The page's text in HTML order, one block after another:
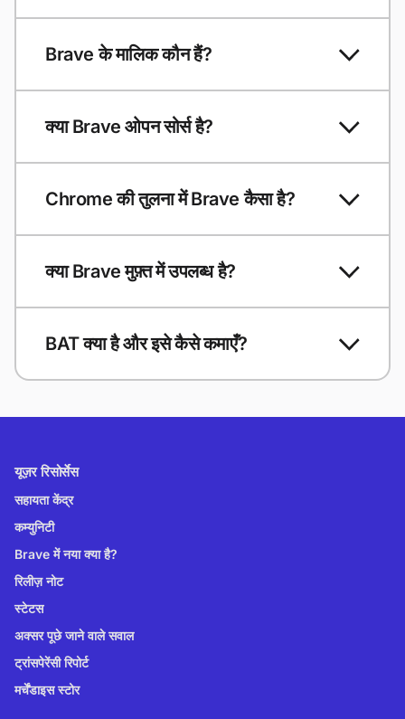
Brave के मालिक कौन हैं?
क्या Brave ओपन सोर्स है?
Chrome की तुलना में Brave कैसा है?
क्या Brave मुफ़्त में उपलब्ध है?
BAT क्या है और इसे कैसे कमाएँ?
यूज़र रिसोर्सेस
सहायता केंद्र
कम्युनिटी
Brave में नया क्या है?
रिलीज़ नोट
स्टेटस
अक्सर पूछे जाने वाले सवाल
ट्रांसपेरेंसी रिपोर्ट
मर्चेंडाइस स्टोर